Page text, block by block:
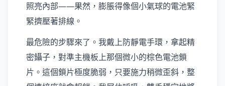
照亮內部——果然，膨脹得像個小氣球的電池緊
緊擠壓著排線。
最危險的步驟來了。我戴上防靜電手環，拿起精
密鑷子，對準主機板上那個微小的棕色電池鎖
片。這個鎖片極度脆弱，只要施力稍微歪斜，整